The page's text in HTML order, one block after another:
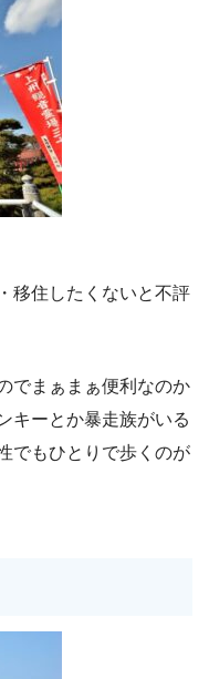
移住したくないと不評
でまぁまぁ便利なのか
キーとか暴走族がいる
でもひとりで歩くのが